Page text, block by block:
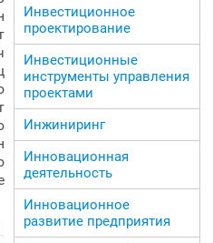
Инвестиционное
проектирование
Инвестиционные
инструменты управления
проектами
Инжиниринг
Инновационная
деятельность
Инновационное
развитие предприятия